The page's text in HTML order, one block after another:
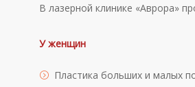
В лазерной клинике «Аврора»
У женщин
Пластика больших и малых